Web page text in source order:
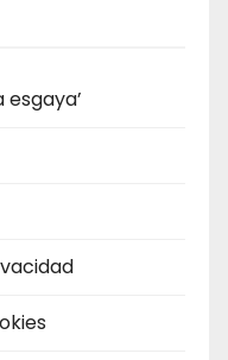
esgaya’